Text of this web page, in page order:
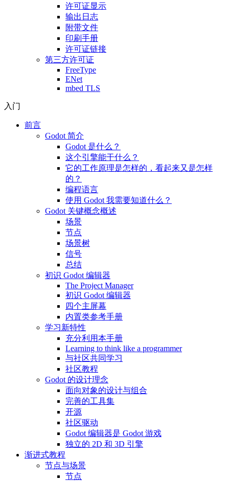
许可证显示
输出日志
附带文件
印刷手册
许可证链接
第三方许可证
FreeType
ENet
mbed TLS
入门
前言
Godot 简介
Godot 是什么？
这个引擎能干什么？
它的工作原理是怎样的，看起来又是怎样
的？
编程语言
使用 Godot 我需要知道什么？
Godot 关键概念概述
场景
节点
场景树
信号
总结
初识 Godot 编辑器
The Project Manager
初识 Godot 编辑器
四个主屏幕
内置类参考手册
学习新特性
充分利用本手册
Learning to think like a programmer
与社区共同学习
社区教程
Godot 的设计理念
面向对象的设计与组合
完善的工具集
开源
社区驱动
Godot 编辑器是 Godot 游戏
独立的 2D 和 3D 引擎
渐进式教程
节点与场景
节点